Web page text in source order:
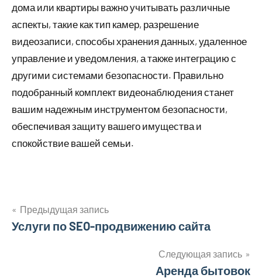
дома или квартиры важно учитывать различные
аспекты, такие как тип камер, разрешение
видеозаписи, способы хранения данных, удаленное
управление и уведомления, а также интеграцию с
другими системами безопасности. Правильно
подобранный комплект видеонаблюдения станет
вашим надежным инструментом безопасности,
обеспечивая защиту вашего имущества и
спокойствие вашей семьи.
Навигация
Предыдущая запись
Услуги по SEO-продвижению сайта
Следующая запись
Аренда бытовок